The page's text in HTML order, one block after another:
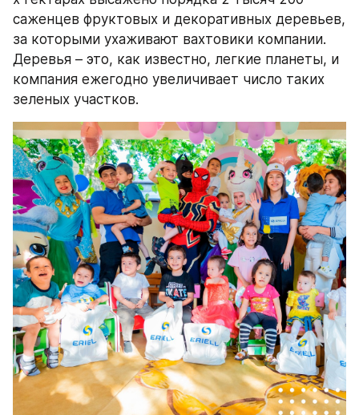
саженцев фруктовых и декоративных деревьев,
за которыми ухаживают вахтовики компании.
Деревья – это, как известно, легкие планеты, и
компания ежегодно увеличивает число таких
зеленых участков.